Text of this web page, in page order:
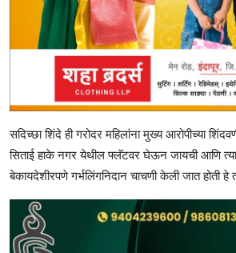
सदिच्छा शिंदे ही गरोदर महिलांना मुख्य आरोपीच्या
सिताई हाके नगर येथील फ्लॅटवर घेऊन जायची आणि त्या
बेकायदेशीरपणे गर्भलिंगनिदान चाचणी केली जात होती